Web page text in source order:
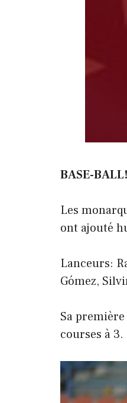
BASE-BALL!
Les
ont ajouté
Lanceurs:
Gómez,
Sa
courses à